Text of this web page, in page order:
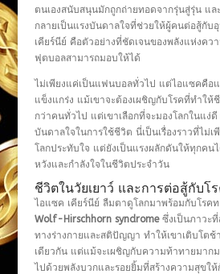
ตนเองสนับสนุนมักถูกถ่ายทอดจากรุ่นสู่รุ่น แ
กลายเป็นแรงบันดาลใจที่ช่วยให้ผู้คนต่อสู้กับ
เคียร์นีย์ คือตัวอย่างที่ชัดเจนของพลังแห่งคว
ฟุตบอลสามารถมอบให้ได้
ไม่เพียงแค่เป็นแฟนบอลทั่วไป แต่ไอแซคคื
แข็งแกร่ง แม้เขาจะต้องเผชิญกับโรคที่ทำให้
กว่าคนทั่วไป แต่เขาเลือกที่จะมองโลกในแง่
บันดาลใจในการใช้ชีวิต นี่เป็นเรื่องราวที่ไม่
โลกประทับใจ แต่ยังเป็นแรงผลักดันให้ทุกคน
หวังและกำลังใจในชีวิตประจำวัน
ชีวิตในวัยเยาว์ และการต่อสู้กับโ
ไอแซค เคียร์นีย์ ลืมตาดูโลกมาพร้อมกับโรคท
Wolf-Hirschhorn syndromeซึ่งเป็นภาวะ
ทางร่างกายและสติปัญญา ทำให้เขาเติบโตช้
เดียวกัน แต่แม้จะเผชิญกับความท้าทายมาก
ไปด้วยพลังบวกและรอยยิ้มที่สร้างความสุขใ